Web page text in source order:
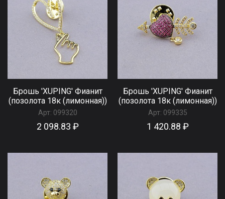
Брошь 'XUPING' Фианит
(позолота 18к (лимонная))
Арт: 099320
2 098.83 ₽
Брошь 'XUPING' Фианит
(позолота 18к (лимонная))
Арт: 099335
1 420.88 ₽